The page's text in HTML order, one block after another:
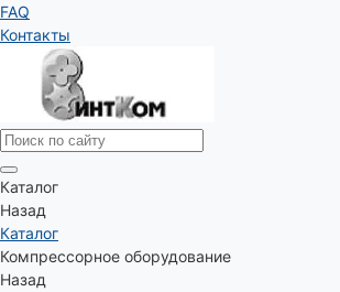
FAQ
Контакты
Каталог
Назад
Каталог
Компрессорное оборудование
Назад